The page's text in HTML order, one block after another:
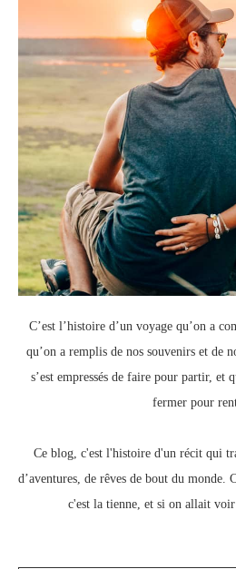
C’est l’histoire d’un voyage qu’on a
qu’on a remplis de nos souvenirs et de
s’est empressés de faire pour partir, et
fermer pour
Ce blog, c'est l'histoire d'un récit qui
d’aventures, de rêves de bout du monde.
c'est la tienne, et si on allait